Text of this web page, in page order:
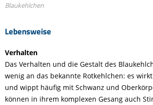
Lebensweise
Blaukehlchen
Verhalten
Das Verhalten und die Gestalt des
wenig an das bekannte Rotkehlchen: es
und wippt häufig mit Schwanz und
können in ihrem komplexen Gesang auch